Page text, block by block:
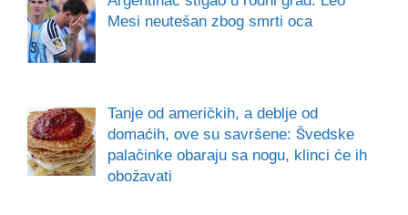
Mesi neutešan zbog smrti oca
Tanje od američkih, a deblje od
domaćih, ove su savršene: Švedske
palačinke obaraju sa nogu, klinci će ih
obožavati